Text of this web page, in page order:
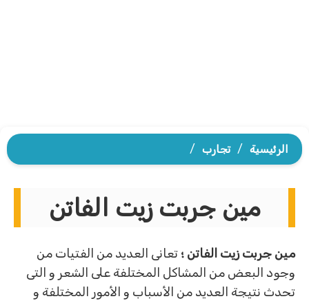
الرئيسية / تجارب /
مين جربت زيت الفاتن
مين جربت زيت الفاتن ؛ تعانى العديد من الفتيات من
وجود البعض من المشاكل المختلفة على الشعر و التى
تحدث نتيجة العديد من الأسباب و الأمور المختلفة و